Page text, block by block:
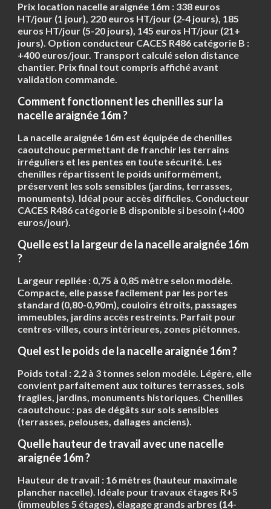
Prix location nacelle araignée 16m : 338 euros
HT/jour (1 jour), 220 euros HT/jour (2-4 jours), 185
euros HT/jour (5-20 jours), 145 euros HT/jour (21+
jours). Option conducteur CACES R486 catégorie B :
+400 euros/jour. Transport calculé selon distance
chantier. Prix final tout compris affiché avant
validation commande.
Comment fonctionnent les chenilles sur la
nacelle araignée 16m ?
La nacelle araignée 16m est équipée de chenilles
caoutchouc permettant de franchir les terrains
irréguliers et les pentes en toute sécurité. Les
chenilles répartissent le poids uniformément,
préservent les sols sensibles (jardins, terrasses,
monuments). Idéal pour accès difficiles. Conducteur
CACES R486 catégorie B disponible si besoin (+400
euros/jour).
Quelle est la largeur de la nacelle araignée 16m
?
Largeur repliée : 0,75 à 0,85 mètre selon modèle.
Compacte, elle passe facilement par les portes
standard (0,80-0,90m), couloirs étroits, passages
immeubles, jardins accès restreints. Parfait pour
centres-villes, cours intérieures, zones piétonnes.
Quel est le poids de la nacelle araignée 16m ?
Poids total : 2,2 à 3 tonnes selon modèle. Légère, elle
convient parfaitement aux toitures terrasses, sols
fragiles, jardins, monuments historiques. Chenilles
caoutchouc : pas de dégâts sur sols sensibles
(terrasses, pelouses, dallages anciens).
Quelle hauteur de travail avec une nacelle
araignée 16m ?
Hauteur de travail : 16 mètres (hauteur maximale
plancher nacelle). Idéale pour travaux étages R+5
(immeubles 5 étages), élagage grands arbres (14-